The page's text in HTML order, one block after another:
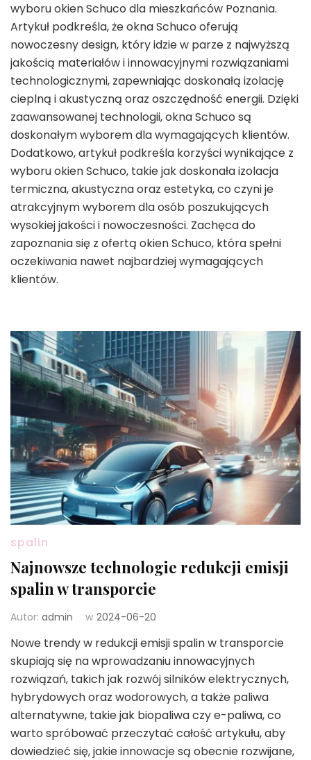
wyboru okien Schuco dla mieszkańców Poznania.
Artykuł podkreśla, że okna Schuco oferują
nowoczesny design, który idzie w parze z najwyższą
jakością materiałów i innowacyjnymi rozwiązaniami
technologicznymi, zapewniając doskonałą izolację
cieplną i akustyczną oraz oszczędność energii. Dzięki
zaawansowanej technologii, okna Schuco są
doskonałym wyborem dla wymagających klientów.
Dodatkowo, artykuł podkreśla korzyści wynikające z
wyboru okien Schuco, takie jak doskonała izolacja
termiczna, akustyczna oraz estetyka, co czyni je
atrakcyjnym wyborem dla osób poszukujących
wysokiej jakości i nowoczesności. Zachęca do
zapoznania się z ofertą okien Schuco, która spełni
oczekiwania nawet najbardziej wymagających
klientów.
spalin
Najnowsze technologie redukcji emisji
spalin w transporcie
Autor: admin w 2024-06-20
Nowe trendy w redukcji emisji spalin w transporcie
skupiają się na wprowadzaniu innowacyjnych
rozwiązań, takich jak rozwój silników elektrycznych,
hybrydowych oraz wodorowych, a także paliwa
alternatywne, takie jak biopaliwa czy e-paliwa, co
warto spróbować przeczytać całość artykułu, aby
dowiedzieć się, jakie innowacje są obecnie rozwijane,